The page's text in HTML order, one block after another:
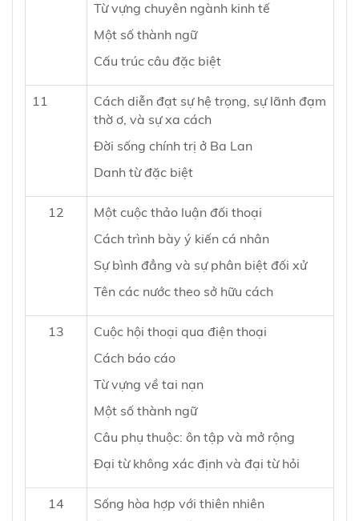
Từ vựng chuyên ngành kinh tế
Một số thành ngữ
Cấu trúc câu đặc biệt
11
Cách diễn đạt sự hệ trọng, sự lãnh đạm
thờ ơ, và sự xa cách
Đời sống chính trị ở Ba Lan
Danh từ đặc biệt
12
Một cuộc thảo luận đối thoại
Cách trình bày ý kiến cá nhân
Sự bình đẳng và sự phân biệt đối xử
Tên các nước theo sở hữu cách
13
Cuộc hội thoại qua điện thoại
Cách báo cáo
Từ vựng về tai nạn
Một số thành ngữ
Câu phụ thuộc: ôn tập và mở rộng
Đại từ không xác định và đại từ hỏi
14
Sống hòa hợp với thiên nhiên